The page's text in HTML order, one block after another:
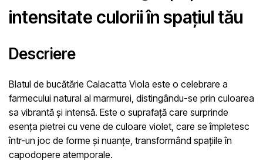
intensitate culorii în spațiul tău
Descriere
Blatul de bucătărie Calacatta Viola este o celebrare a
farmecului natural al marmurei, distingându-se prin culoarea
sa vibrantă și intensă. Este o suprafață care surprinde
esența pietrei cu vene de culoare violet, care se împletesc
într-un joc de forme și nuanțe, transformând spațiile în
capodopere atemporale.